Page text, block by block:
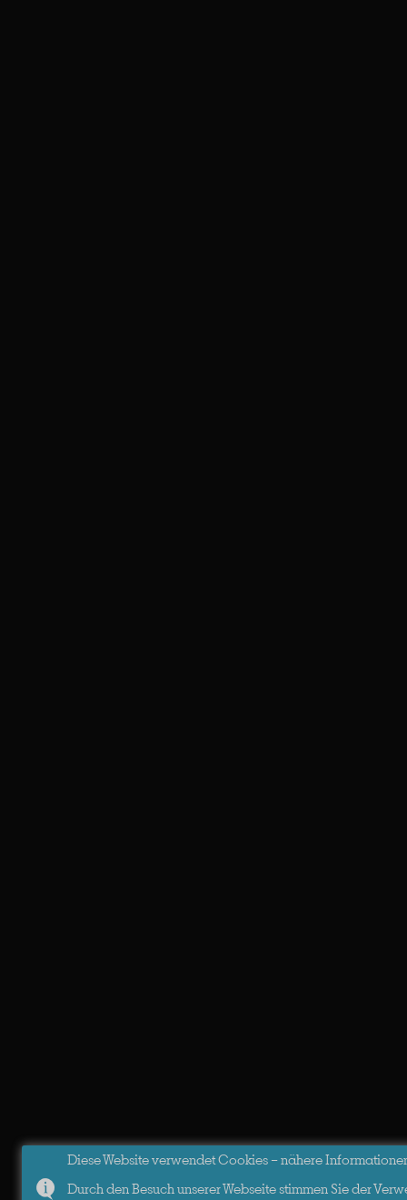
Diese Website verwendet Cookies – nähere
Durch den Besuch unserer Webseite stimmen Sie der